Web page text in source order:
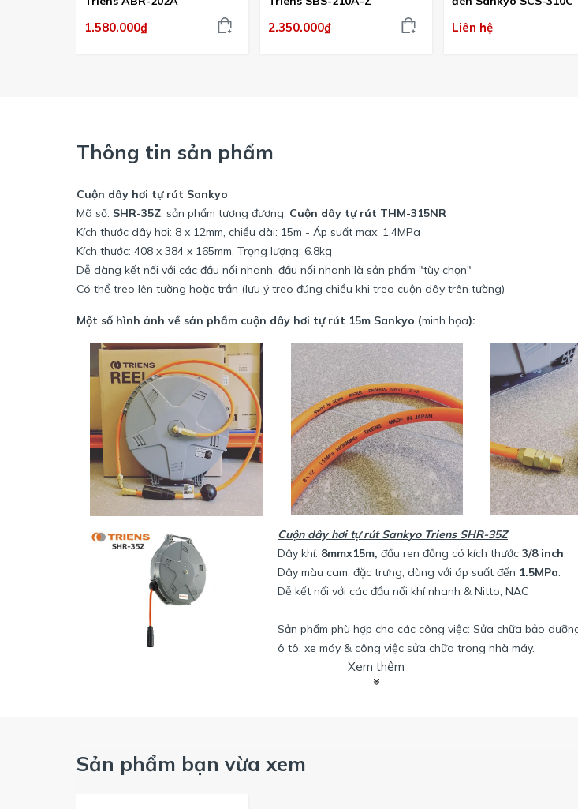
1.580.000₫ 2.350.000₫ Liên hệ
Thông tin sản phẩm
Cuộn dây hơi tự rút Sankyo
Mã số: SHR-35Z, sản phẩm tương đương: Cuộn dây tự rút THM-315NR
Kích thước dây hơi: 8 x 12mm, chiều dài: 15m - Áp suất max: 1.4MPa
Kích thước: 408 x 384 x 165mm, Trọng lượng: 6.8kg
Dễ dàng kết nối với các đầu nối nhanh, đầu nối nhanh là sản phẩm "tùy chọn"
Có thể treo lên tường hoặc trần (lưu ý treo đúng chiều khi treo cuộn dây trên tường)
Một số hình ảnh về sản phẩm cuộn dây hơi tự rút 15m Sankyo (minh họa):
Cuộn dây hơi tự rút Sankyo Triens SHR-35Z
Dây khí: 8mmx15m, đầu ren đồng có kích thước 3/8 inch
Dây màu cam, đặc trưng, dùng với áp suất đến 1.5MPa.
Dễ kết nối với các đầu nối khí nhanh & Nitto, NAC
Sản phẩm phù hợp cho các công việc: Sửa chữa bảo
ô tô, xe máy & công việc sửa chữa trong nhà máy.
Xem thêm
Sản phẩm bạn vừa xem